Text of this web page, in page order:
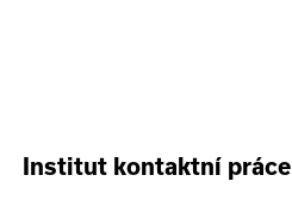
Institut kontaktní práce